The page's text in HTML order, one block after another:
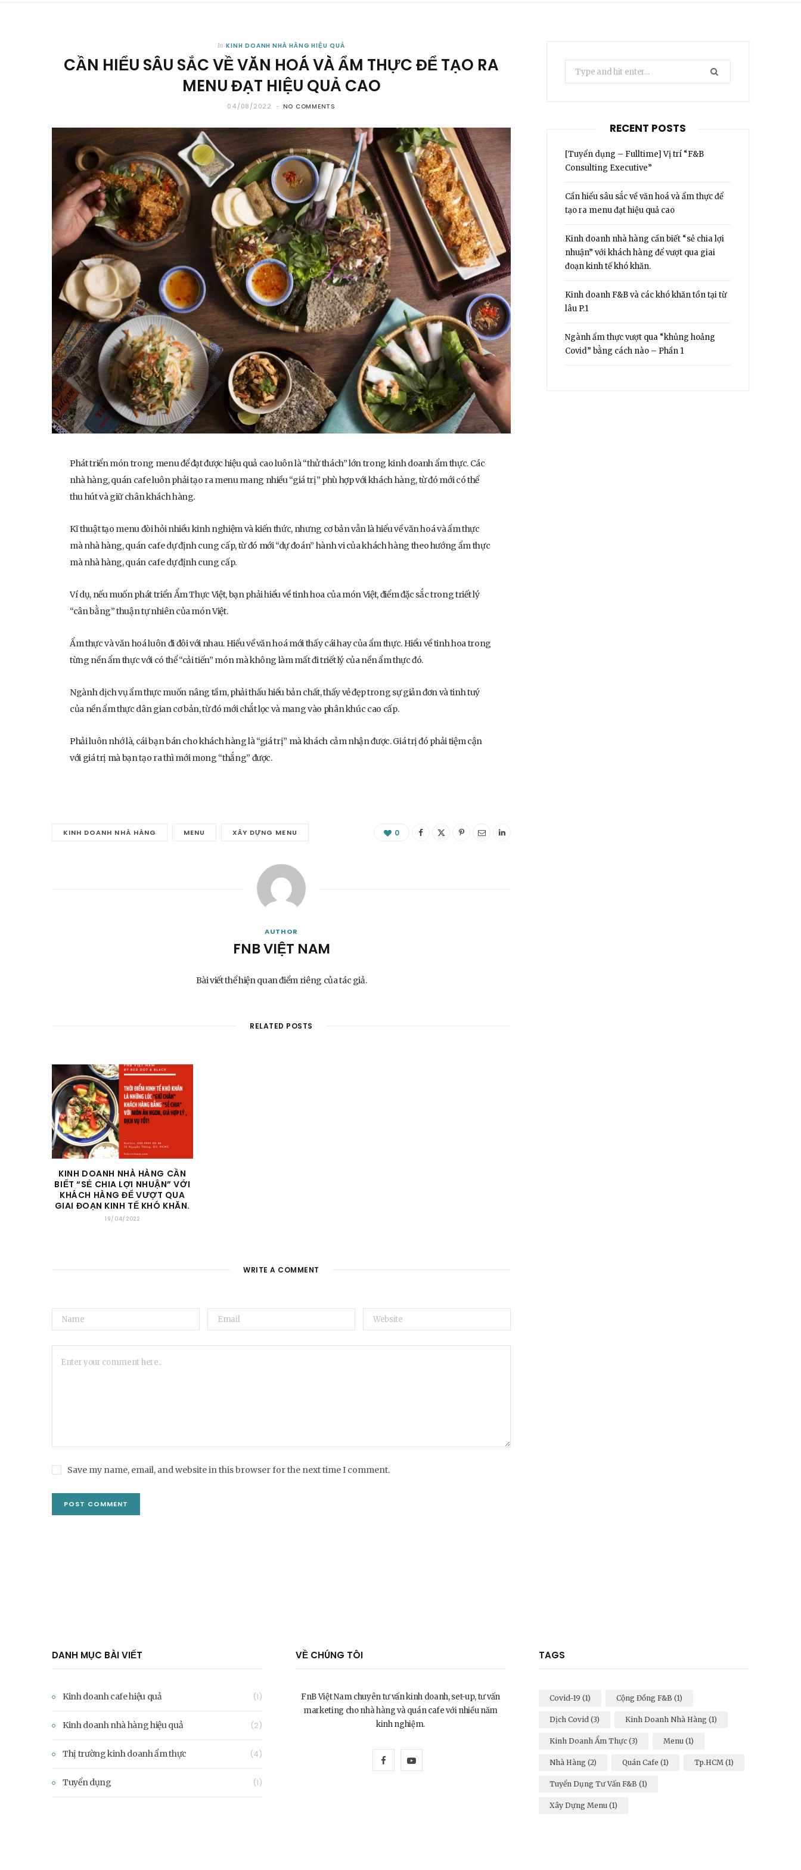
In KINH DOANH NHÀ HÀNG HIỆU QUẢ
CẦN HIỂU SÂU SẮC VỀ VĂN HOÁ VÀ ẨM THỰC ĐỂ TẠO RA
MENU ĐẠT HIỆU QUẢ CAO
04/08/2022 NO COMMENTS
Phát triển món trong menu để đạt được hiệu quả cao luôn là “thử thách” lớn trong kinh doanh ẩm thực. Các
nhà hàng, quán cafe luôn phải tạo ra menu mang nhiều “giá trị” phù hợp với khách hàng, từ đó mới có thể
thu hút và giữ chân khách hàng.
Kĩ thuật tạo menu đòi hỏi nhiều kinh nghiệm và kiến thức, nhưng cơ bản vẫn là hiểu về văn hoá và ẩm thực
mà nhà hàng, quán cafe dự định cung cấp, từ đó mới “dự đoán” hành vi của khách hàng theo hướng ẩm thực
mà nhà hàng, quán cafe dự định cung cấp.
Ví dụ, nếu muốn phát triển Ẩm Thực Việt, bạn phải hiểu về tinh hoa của món Việt, điểm đặc sắc trong triết lý
“cân bằng” thuận tự nhiên của món Việt.
Ẩm thực và văn hoá luôn đi đôi với nhau. Hiểu về văn hoá mới thấy cái hay của ẩm thực. Hiểu về tinh hoa trong
từng nền ẩm thực với có thể “cải tiến” món mà không làm mất đi triết lý của nền ẩm thực đó.
Ngành dịch vụ ẩm thực muốn nâng tầm, phải thấu hiểu bản chất, thấy vẻ đẹp trong sự giản đơn và tinh tuý
của nền ẩm thực dân gian cơ bản, từ đó mới chắt lọc và mang vào phân khúc cao cấp.
Phải luôn nhớ là, cái bạn bán cho khách hàng là “giá trị” mà khách cảm nhận được. Giá trị đó phải tiệm cận
với giá trị mà bạn tạo ra thì mới mong “thắng” được.
KINH DOANH NHÀ HÀNG MENU XÂY DỰNG MENU 0
AUTHOR
FNB VIỆT NAM
Bài viết thể hiện quan điểm riêng của tác giả.
RELATED POSTS
KINH DOANH NHÀ HÀNG CẦN
BIẾT “SẺ CHIA LỢI NHUẬN” VỚI
KHÁCH HÀNG ĐỂ VƯỢT QUA
GIAI ĐOẠN KINH TẾ KHÓ KHĂN.
19/04/2022
WRITE A COMMENT
Save my name, email, and website in this browser for the next time I comment.
Search
for:
RECENT POSTS
[Tuyển dụng – Fulltime] Vị trí “F&B
Consulting Executive”
Cần hiểu sâu sắc về văn hoá và ẩm thực để
tạo ra menu đạt hiệu quả cao
Kinh doanh nhà hàng cần biết “sẻ chia lợi
nhuận” với khách hàng để vượt qua giai
đoạn kinh tế khó khăn.
Kinh doanh F&B và các khó khăn tồn tại từ
lâu P.1
Ngành ẩm thực vượt qua “khủng hoảng
Covid” bằng cách nào – Phần 1
DANH MỤC BÀI VIẾT
Kinh doanh cafe hiệu quả (1)
Kinh doanh nhà hàng hiệu quả (2)
Thị trường kinh doanh ẩm thực (4)
Tuyển dụng (1)
VỀ CHÚNG TÔI
FnB Việt Nam chuyên tư vấn kinh doanh, set-up, tư vấn
marketing cho nhà hàng và quán cafe với nhiều năm
kinh nghiệm.
F
Y
TAGS
Covid-19 (1) Cộng Đồng F&B (1)
Dịch Covid (3) Kinh Doanh Nhà Hàng (1)
Kinh Doanh Ẩm Thực (3) Menu (1)
Nhà Hàng (2) Quán Cafe (1) Tp.HCM (1)
Tuyển Dụng Tư Vấn F&B (1)
Xây Dựng Menu (1)